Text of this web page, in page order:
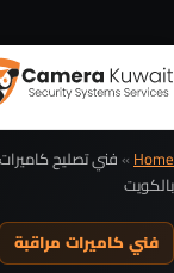
Home
»
بالكويت
فني كاميرات مراقبة